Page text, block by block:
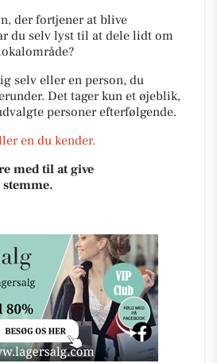
der fortjener at blive
du selv lyst til at dele lidt om
selv eller en person, du
Det tager kun et øjeblik,
personer efterfølgende.
en du kender.
med til at give